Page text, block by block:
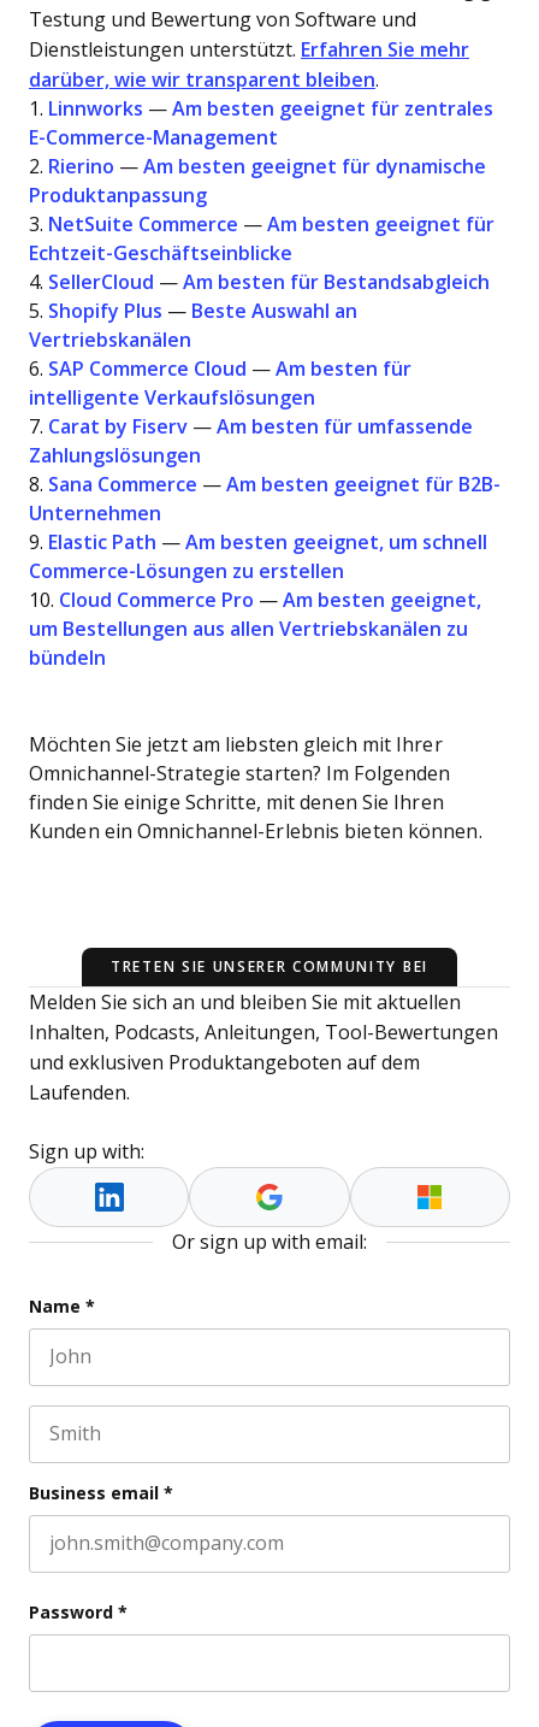
Testung und Bewertung von Software und
Dienstleistungen unterstützt. Erfahren Sie mehr
darüber, wie wir transparent bleiben.
1. Linnworks — Am besten geeignet für zentrales
E-Commerce-Management
2. Rierino — Am besten geeignet für dynamische
Produktanpassung
3. NetSuite Commerce — Am besten geeignet für
Echtzeit-Geschäftseinblicke
4. SellerCloud — Am besten für Bestandsabgleich
5. Shopify Plus — Beste Auswahl an
Vertriebskanälen
6. SAP Commerce Cloud — Am besten für
intelligente Verkaufslösungen
7. Carat by Fiserv — Am besten für umfassende
Zahlungslösungen
8. Sana Commerce — Am besten geeignet für B2B-
Unternehmen
9. Elastic Path — Am besten geeignet, um schnell
Commerce-Lösungen zu erstellen
10. Cloud Commerce Pro — Am besten geeignet,
um Bestellungen aus allen Vertriebskanälen zu
bündeln
Möchten Sie jetzt am liebsten gleich mit Ihrer
Omnichannel-Strategie starten? Im Folgenden
finden Sie einige Schritte, mit denen Sie Ihren
Kunden ein Omnichannel-Erlebnis bieten können.
TRETEN SIE UNSERER COMMUNITY BEI
Melden Sie sich an und bleiben Sie mit aktuellen
Inhalten, Podcasts, Anleitungen, Tool-Bewertungen
und exklusiven Produktangeboten auf dem
Laufenden.
Sign up with:
Or sign up with email:
Facebook
This field is for validation purposes and should be
Name *
Business email *
Password *